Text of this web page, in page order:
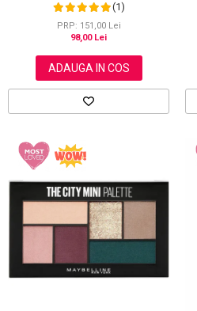
(1)
PRP: 151,00 Lei
98,00 Lei
ADAUGA IN COS